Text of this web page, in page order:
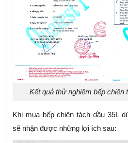
Kết quả thử nghiệm bếp chiên
Khi mua bếp chiên tách dầu 35L
sẽ nhận được những lợi ích sau: